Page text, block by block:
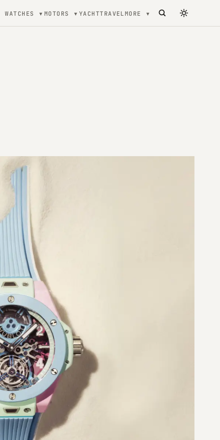
WATCHES MOTORS YACHTTRAVELMORE